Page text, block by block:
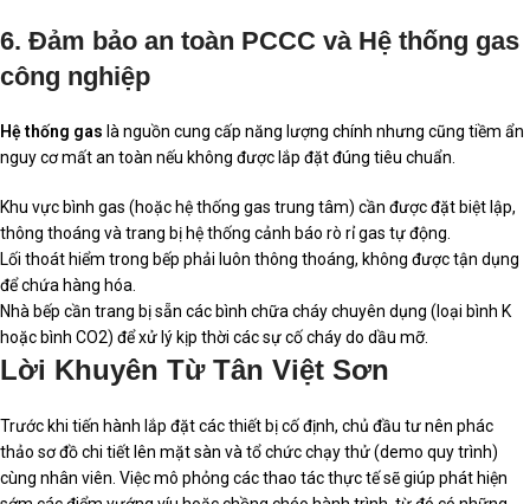
6. Đảm bảo an toàn PCCC và Hệ thống gas
công nghiệp
Hệ thống gas là nguồn cung cấp năng lượng chính nhưng cũng tiềm ẩn
nguy cơ mất an toàn nếu không được lắp đặt đúng tiêu chuẩn.
Khu vực bình gas (hoặc hệ thống gas trung tâm) cần được đặt biệt lập,
thông thoáng và trang bị hệ thống cảnh báo rò rỉ gas tự động.
Lối thoát hiểm trong bếp phải luôn thông thoáng, không được tận dụng
để chứa hàng hóa.
Nhà bếp cần trang bị sẵn các bình chữa cháy chuyên dụng (loại bình K
hoặc bình CO2) để xử lý kịp thời các sự cố cháy do dầu mỡ.
Lời Khuyên Từ Tân Việt Sơn
Trước khi tiến hành lắp đặt các thiết bị cố định, chủ đầu tư nên phác
thảo sơ đồ chi tiết lên mặt sàn và tổ chức chạy thử (demo quy trình)
cùng nhân viên. Việc mô phỏng các thao tác thực tế sẽ giúp phát hiện